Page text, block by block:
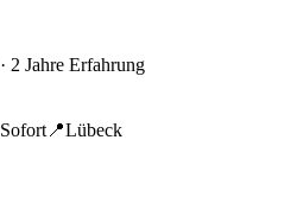
· 2 Jahre Erfahrung
Sofort 📍Lübeck